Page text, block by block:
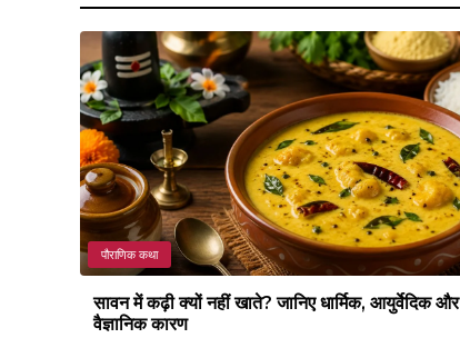
पौराणिक कथा
सावन में कढ़ी क्यों नहीं खाते? जानिए धार्मिक, आयुर्वेदिक और
वैज्ञानिक कारण